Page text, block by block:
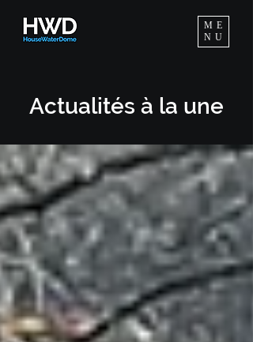
ME
NU
Actualités à la une